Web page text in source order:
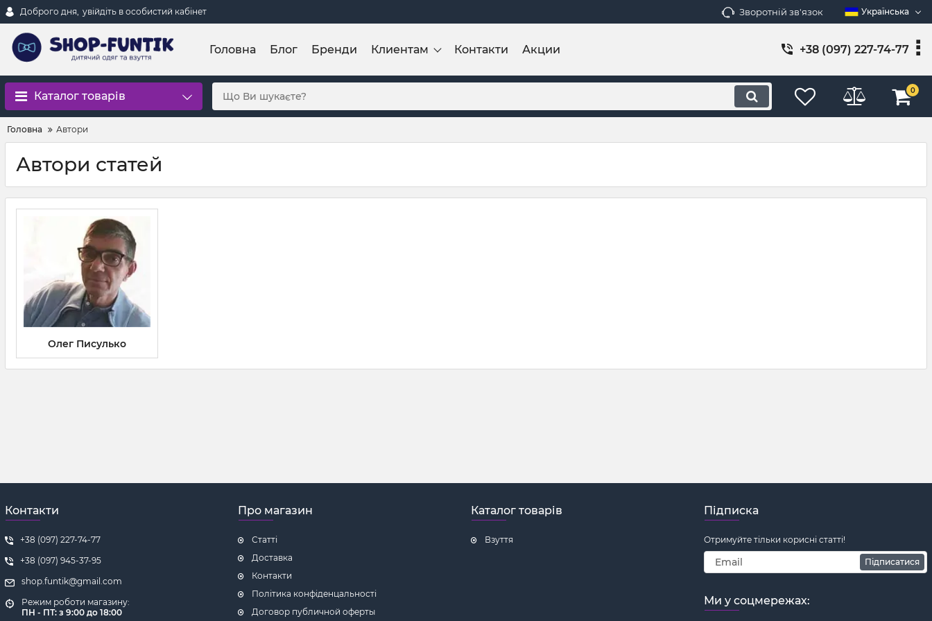
Доброго дня, увійдіть в особистий кабінет Зворотній зв'язок Українська
Головна Блог Бренди Клиентам Контакти Акции +38 (097) 227-74-77
Каталог товарів 0
Головна Автори
Автори статей
Олег Писулько
Контакти
+38 (097) 227-74-77
+38 (097) 945-37-95
shop.funtik@gmail.com
Режим роботи магазину:
ПН - ПТ: з 9:00 до 18:00
Про магазин
Статті
Доставка
Контакти
Політика конфіденцальності
Договор публичной оферты
Каталог товарів
Взуття
Підписка
Отримуйте тільки корисні статті!
Підписатися
Ми у соцмережах: